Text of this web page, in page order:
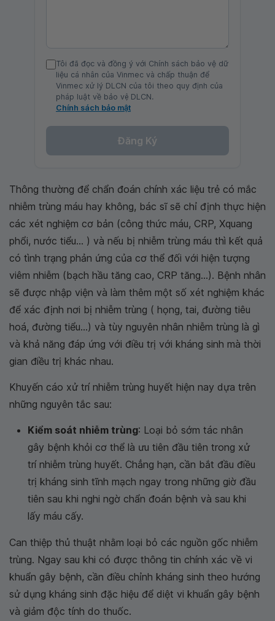
Tôi đã đọc và đồng ý với Chính sách bảo vệ dữ
liệu cá nhân của Vinmec và chấp thuận để
Vinmec xử lý DLCN của tôi theo quy định của
pháp luật về bảo vệ DLCN.
Chính sách bảo mật
Đăng Ký
Thông thường để chẩn đoán chính xác liệu trẻ có mắc
nhiễm trùng máu hay không, bác sĩ sẽ chỉ định thực hiện
các xét nghiệm cơ bản (công thức máu, CRP, Xquang
phổi, nước tiểu... ) và nếu bị nhiễm trùng máu thì kết quả
có tình trạng phản ứng của cơ thể đối với hiện tượng
viêm nhiễm (bạch hầu tăng cao, CRP tăng...). Bệnh nhân
sẽ được nhập viện và làm thêm một số xét nghiệm khác
để xác định nơi bị nhiễm trùng ( họng, tai, đường tiêu
hoá, đường tiểu...) và tùy nguyên nhân nhiễm trùng là gì
và khả năng đáp ứng với điều trị với kháng sinh mà thời
gian điều trị khác nhau.
Khuyến cáo xử trí nhiễm trùng huyết hiện nay dựa trên
những nguyên tắc sau:
Kiểm soát nhiễm trùng: Loại bỏ sớm tác nhân
gây bệnh khỏi cơ thể là ưu tiên đầu tiên trong xử
trí nhiễm trùng huyết. Chẳng hạn, cần bắt đầu điều
trị kháng sinh tĩnh mạch ngay trong những giờ đầu
tiên sau khi nghi ngờ chẩn đoán bệnh và sau khi
lấy máu cấy.
Can thiệp thủ thuật nhằm loại bỏ các nguồn gốc nhiễm
trùng. Ngay sau khi có được thông tin chính xác về vi
khuẩn gây bệnh, cần điều chỉnh kháng sinh theo hướng
sử dụng kháng sinh đặc hiệu để diệt vi khuẩn gây bệnh
và giảm độc tính do thuốc.